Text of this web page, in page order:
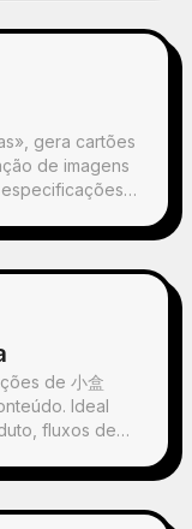
de
relações
estrada,
mantendo o
Toda a
contida e de
preto tinta,
uma
séries de
de
abstrata,
móveis como
gera cartões
de imagens
uma
de créditos
de 小盒
Ideal
fluxos de